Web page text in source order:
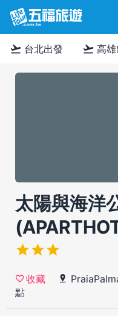
flight_takeoff 台北出發 flight_takeoff 高
太陽與海洋
收藏
點